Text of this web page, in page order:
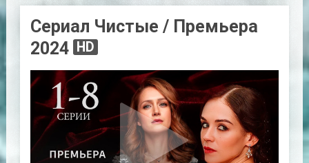
Сериал Чистые / Премьера
2024
HD